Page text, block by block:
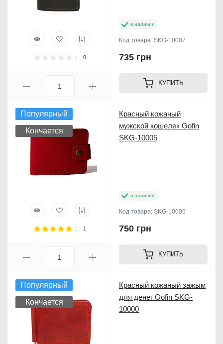
0
в наличии
Код товара: SKG-10007
735 грн
КУПИТЬ
Популярный
Кончается
1
Красный кожаный
мужской кошелек Gofin
SKG-10005
в наличии
Код товара: SKG-10005
750 грн
КУПИТЬ
Популярный
Кончается
Красный кожаный зажым
для денег Gofin SKG-
10000